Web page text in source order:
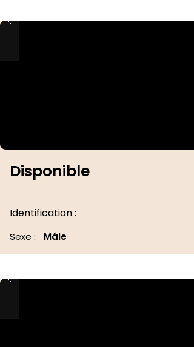
Disponible
Identification :
Sexe : Mâle